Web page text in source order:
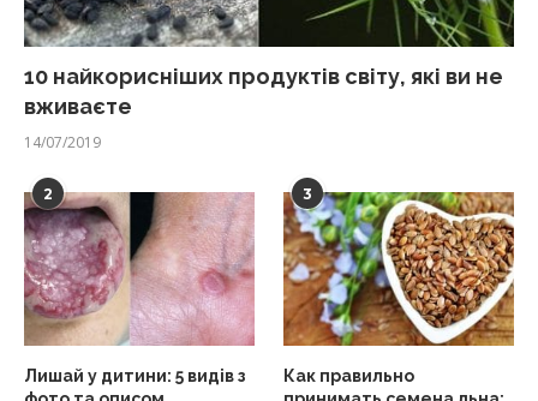
10 найкорисніших продуктів світу, які ви не
вживаєте
14/07/2019
2
Лишай у дитини: 5 видів з
3
Как правильно